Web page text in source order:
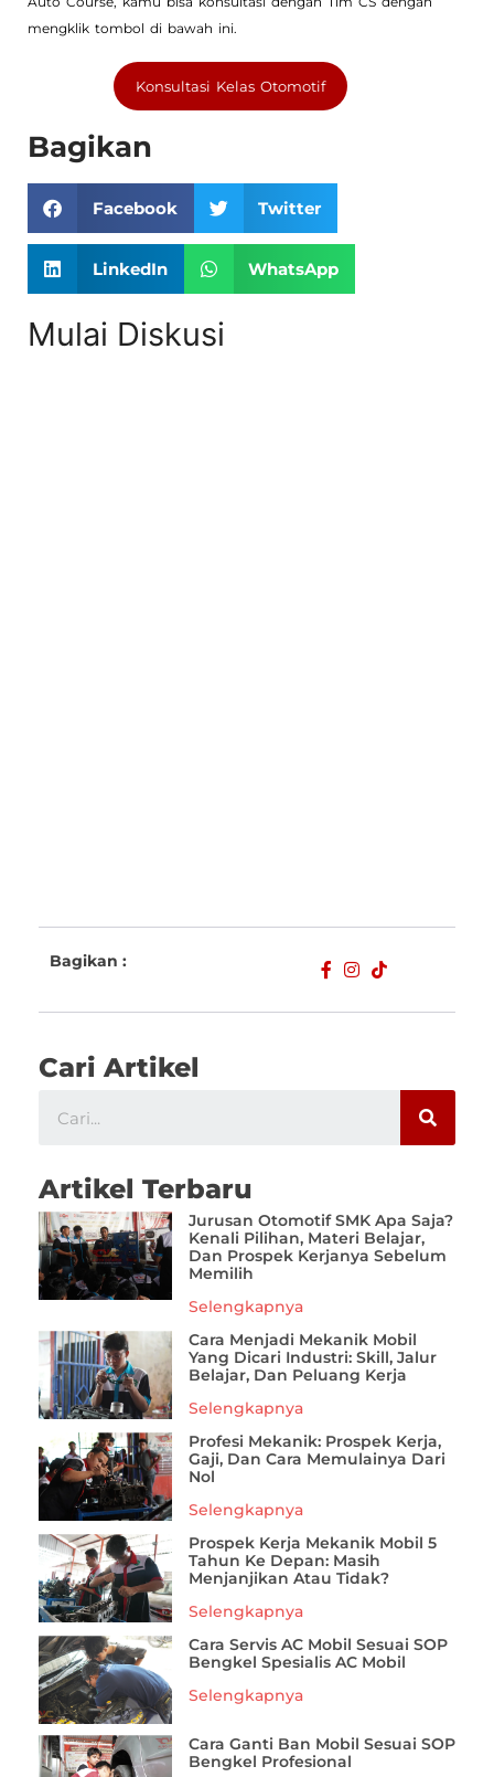
mengklik tombol di bawah ini.
Konsultasi Kelas Otomotif
Bagikan
Facebook Twitter
LinkedIn WhatsApp
Mulai Diskusi
Bagikan :
Cari Artikel
Artikel Terbaru
Jurusan Otomotif SMK Apa Saja?
Kenali Pilihan, Materi Belajar,
Dan Prospek Kerjanya Sebelum
Memilih
Selengkapnya
Cara Menjadi Mekanik Mobil
Yang Dicari Industri: Skill, Jalur
Belajar, Dan Peluang Kerja
Selengkapnya
Profesi Mekanik: Prospek Kerja,
Gaji, Dan Cara Memulainya Dari
Nol
Selengkapnya
Prospek Kerja Mekanik Mobil 5
Tahun Ke Depan: Masih
Menjanjikan Atau Tidak?
Selengkapnya
Cara Servis AC Mobil Sesuai SOP
Bengkel Spesialis AC Mobil
Selengkapnya
Cara Ganti Ban Mobil Sesuai SOP
Bengkel Profesional